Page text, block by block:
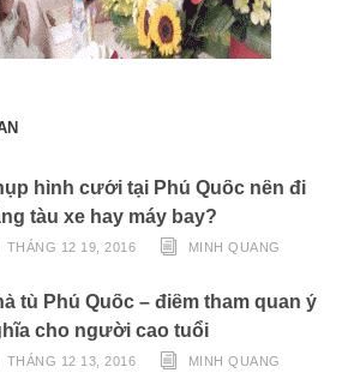
hình cưới tại Phú Quốc nên đi
tàu xe hay máy bay?
THÁNG 12 19, 2016 MINH QUANG
tù Phú Quốc – điểm tham quan ý
cho người cao tuổi
THÁNG 12 13, 2016 MINH QUANG